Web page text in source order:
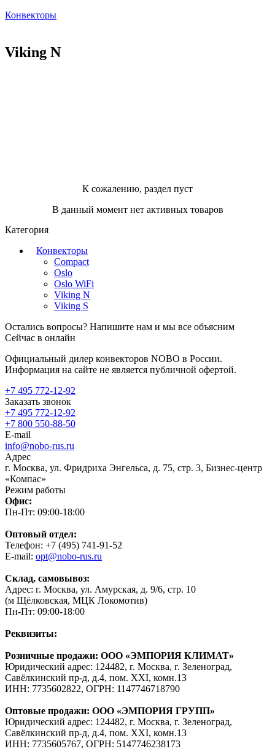
Конвекторы
Viking N
К сожалению, раздел пуст
В данный момент нет активных товаров
Категория
Конвекторы
Compact
Oslo
Oslo WiFi
Viking N
Viking S
Остались вопросы? Напишите нам и мы все объясним
Сейчас в онлайн
Официальный дилер конвекторов NOBO в России.
Информация на сайте не является публичной офертой.
+7 495 772-12-92
Заказать звонок
+7 495 772-12-92
+7 800 550-88-50
E-mail
info@nobo-rus.ru
Адрес
г. Москва, ул. Фридриха Энгельса, д. 75, стр. 3, Бизнес-центр
«Компас»
Режим работы
Офис:
Пн-Пт: 09:00-18:00
Оптовый отдел:
Телефон: +7 (495) 741-91-52
E-mail: opt@nobo-rus.ru
Склад, самовывоз:
Адрес: г. Москва, ул. Амурская, д. 9/6, стр. 10
(м Щёлковская, МЦК Локомотив)
Пн-Пт: 09:00-18:00
Реквизиты:
Розничные продажи: ООО «ЭМПОРИЯ КЛИМАТ»
Юридический адрес: 124482, г. Москва, г. Зеленоград,
Савёлкинский пр-д, д.4, пом. XXI, комн.13
ИНН: 7735602822, ОГРН: 1147746718790
Оптовые продажи: ООО «ЭМПОРИЯ ГРУПП»
Юридический адрес: 124482, г. Москва, г. Зеленоград,
Савёлкинский пр-д, д.4, пом. XXI, комн.13
ИНН: 7735605767, ОГРН: 5147746238173